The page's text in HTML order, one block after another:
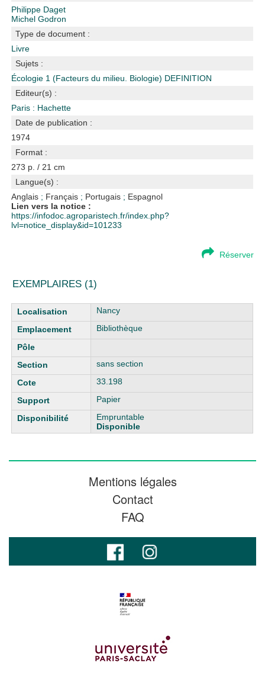
Philippe Daget
Michel Godron
Type de document :
Livre
Sujets :
Écologie 1 (Facteurs du milieu. Biologie) DEFINITION
Editeur(s) :
Paris : Hachette
Date de publication :
1974
Format :
273 p. / 21 cm
Langue(s) :
Anglais ; Français ; Portugais ; Espagnol
Lien vers la notice :
https://infodoc.agroparistech.fr/index.php?
lvl=notice_display&id=101233
Réserver
EXEMPLAIRES (1)
Liste des exemplaires
Nancy
Bibliothèque
sans section
33.198
Papier
Empruntable
Disponible
Mentions légales
Contact
FAQ